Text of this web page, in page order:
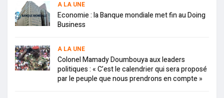
A LA UNE
Economie : la Banque mondiale met fin au Doing
Business
A LA UNE
Colonel Mamady Doumbouya aux leaders
politiques : « C’est le calendrier qui sera proposé
par le peuple que nous prendrons en compte »